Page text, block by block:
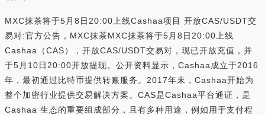
MXC抹茶将于5月8日20:00上线Cashaa项目 开放CAS/USDT交
易对:官方公告，MXC抹茶MXC抹茶将于5月8日20:00上线
Cashaa（CAS），开放CAS/USDT交易对，现已开放充值，并
于5月10日20:00开放提现。公开资料显示，Cashaa成立于2016
年，最初通过比特币提供转账服务。2017年末，Cashaa开始为
整个加密行业提供交易解决方案。CAS是Cashaa平台通证，是
Cashaa 生态的重要组成部分，且有多种用途，例如用于支付程